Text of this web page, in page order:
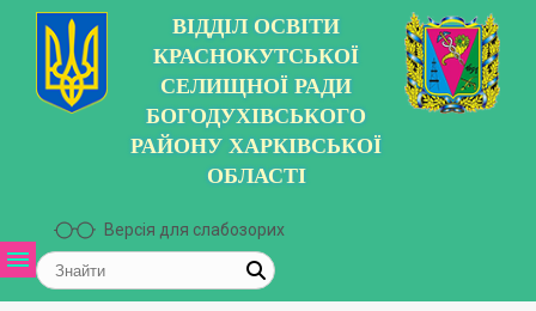
ВІДДІЛ ОСВІТИ
КРАСНОКУТСЬКОЇ
СЕЛИЩНОЇ РАДИ
БОГОДУХІВСЬКОГО
РАЙОНУ ХАРКІВСЬКОЇ
ОБЛАСТІ
Версія для слабозорих